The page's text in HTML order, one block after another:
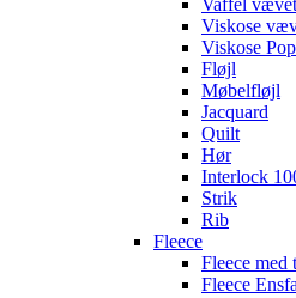
Vaffel vævet
Viskose
Viskose
Fløjl
Møbelfløjl
Jacquard
Quilt
Hør
Interlock
Strik
Rib
Fleece
Fleece med
Fleece